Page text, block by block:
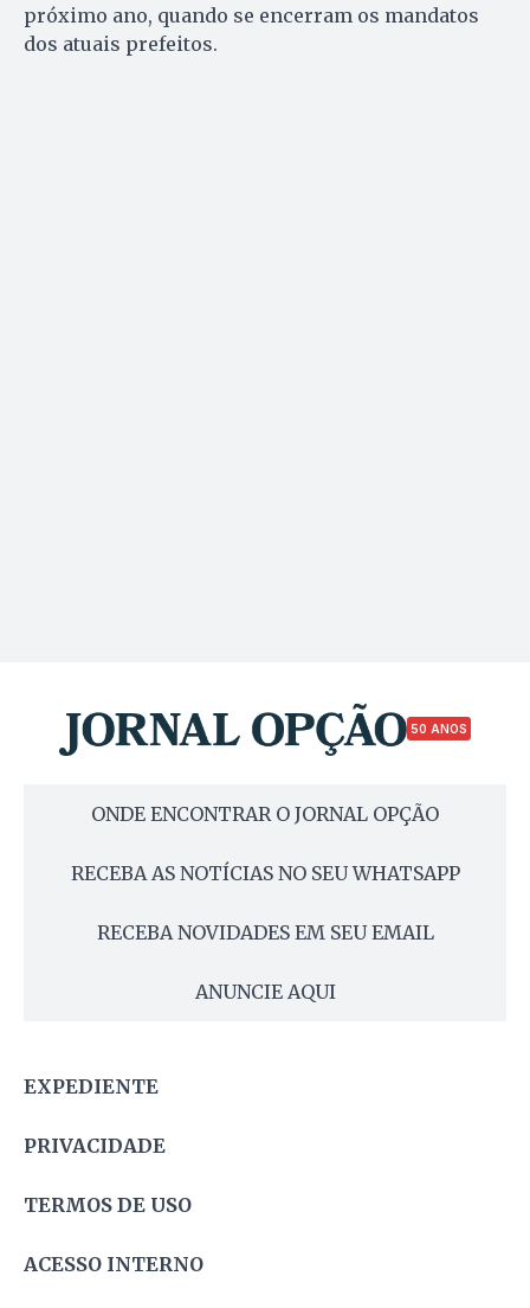
próximo ano, quando se encerram os mandatos
dos atuais prefeitos.
50 ANOS
ONDE ENCONTRAR O JORNAL OPÇÃO
RECEBA AS NOTÍCIAS NO SEU WHATSAPP
RECEBA NOVIDADES EM SEU EMAIL
ANUNCIE AQUI
EXPEDIENTE
PRIVACIDADE
TERMOS DE USO
ACESSO INTERNO